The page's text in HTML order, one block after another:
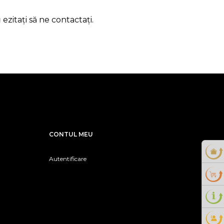
să ne contactați.
CONTUL MEU
Autentificare